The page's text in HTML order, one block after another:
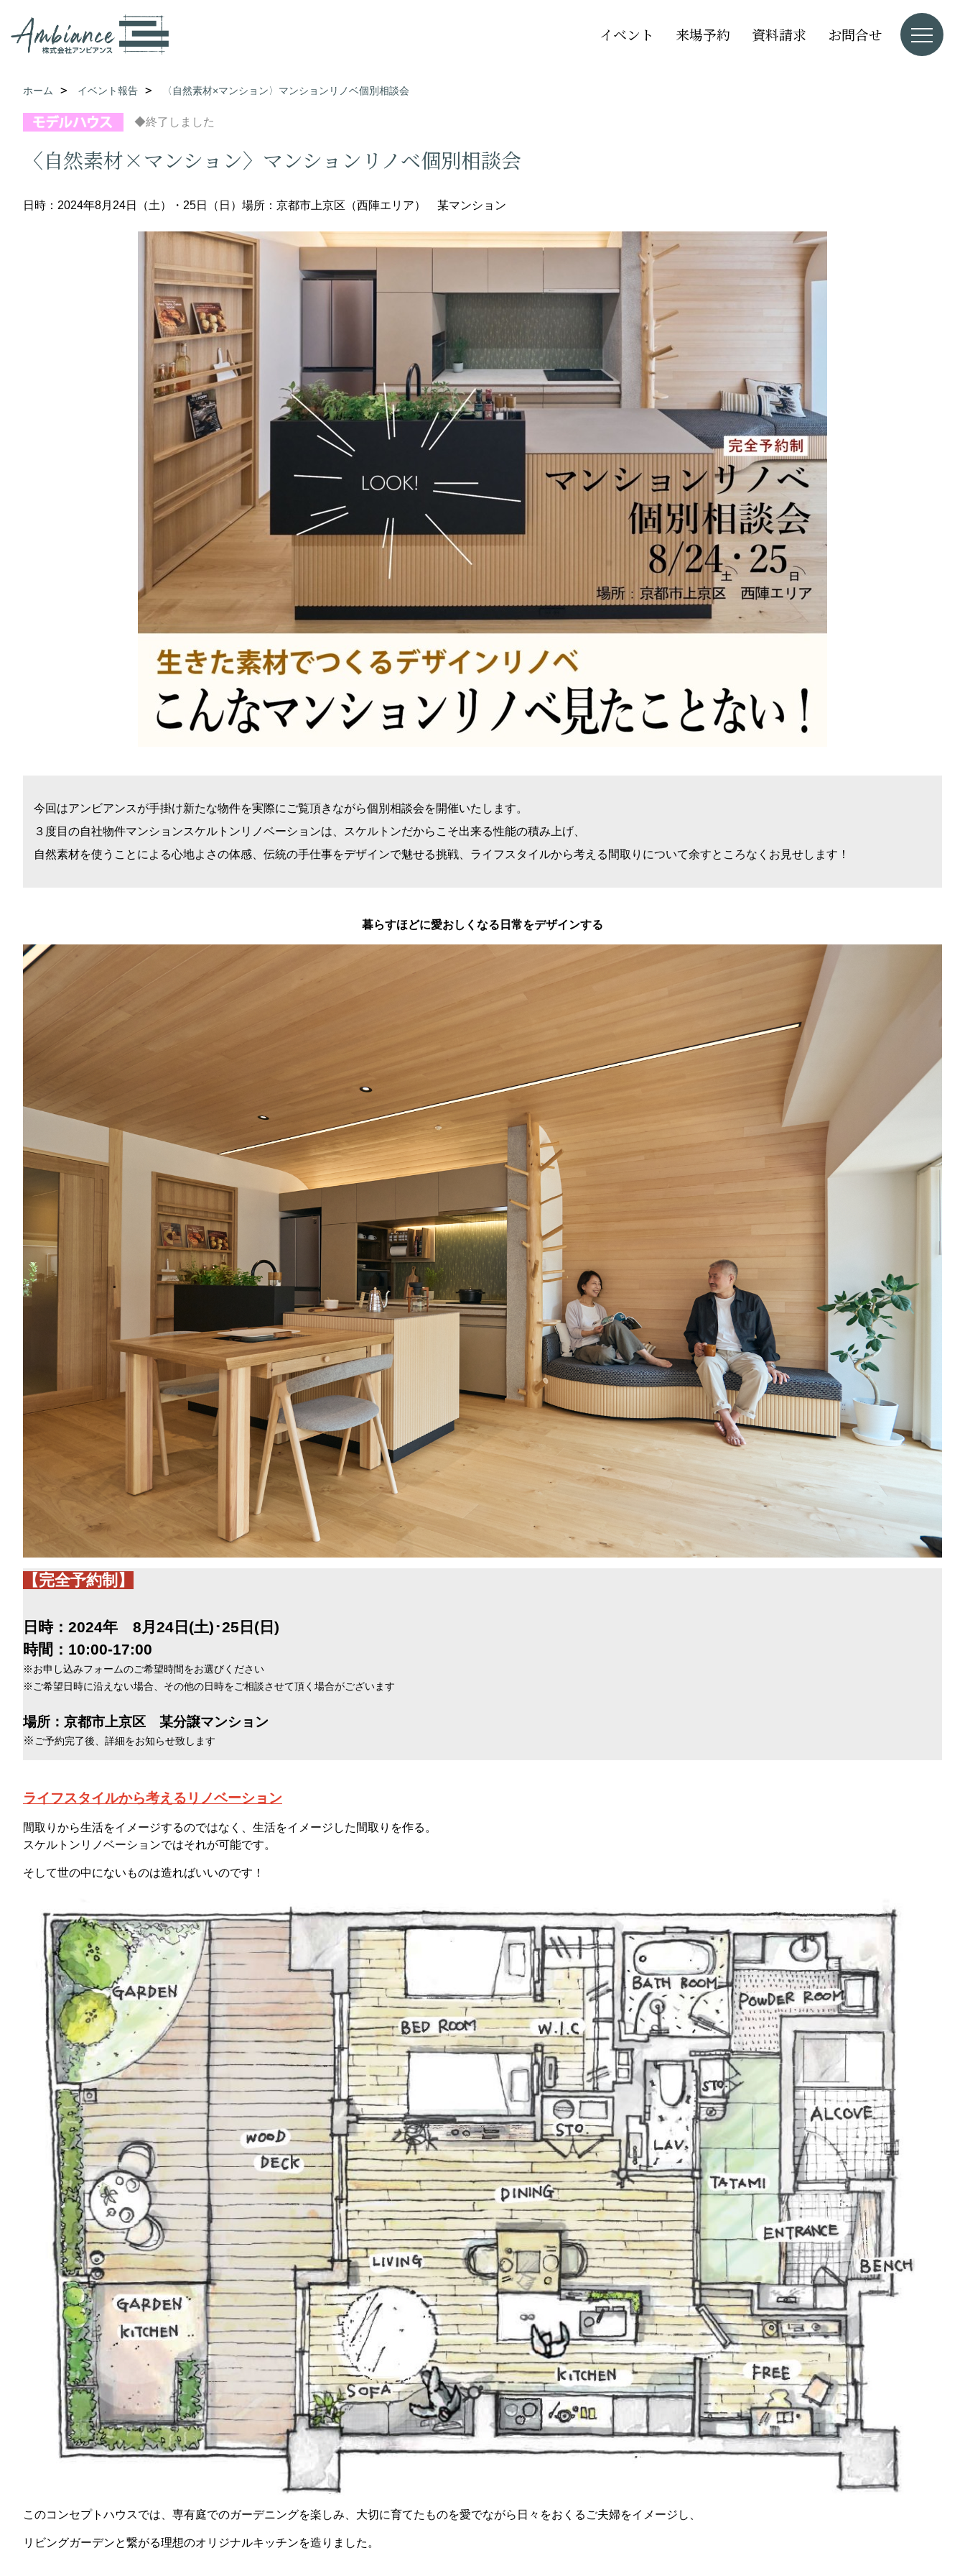
イベント 来場予約 資料請求 お問合せ
ホーム イベント報告 〈自然素材×マンション〉マンションリノベ個別相談会
◆終了しました
〈自然素材×マンション〉マンションリノベ個別相談会
日時：2024年8月24日（土）・25日（日） 場所：京都市上京区（西陣エリア） 某マンション
今回はアンビアンスが手掛け新たな物件を実際にご覧頂きながら個別相談会を開催いたします。
３度目の自社物件マンションスケルトンリノベーションは、スケルトンだからこそ出来る性能の積み上げ、
自然素材を使うことによる心地よさの体感、伝統の手仕事をデザインで魅せる挑戦、ライフスタイルから考える間取りについて余すところなくお見せします！
暮らすほどに愛おしくなる日常をデザインする
【完全予約制】
日時：2024年 8月24日(土)･25日(日)
時間：10:00-17:00
※お申し込みフォームのご希望時間をお選びください
※ご希望日時に沿えない場合、その他の日時をご相談させて頂く場合がございます
場所：京都市上京区 某分譲マンション
※ご予約完了後、詳細をお知らせ致します
ライフスタイルから考えるリノベーション
間取りから生活をイメージするのではなく、生活をイメージした間取りを作る。
スケルトンリノベーションではそれが可能です。
そして世の中にないものは造ればいいのです！
このコンセプトハウスでは、専有庭でのガーデニングを楽しみ、大切に育てたものを愛でながら日々をおくるご夫婦をイメージし、
リビングガーデンと繋がる理想のオリジナルキッチンを造りました。